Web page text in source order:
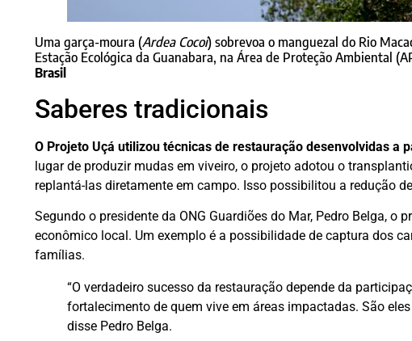
Uma garça-moura (Ardea Cocoi) sobrevoa o manguezal do Rio
Estação Ecológica da Guanabara, na Área de Proteção Ambiental
Brasil
Saberes tradicionais
O Projeto Uçá utilizou técnicas de restauração desenvolvidas a
lugar de produzir mudas em viveiro, o projeto adotou o
replantá-las diretamente em campo. Isso possibilitou a redução
Segundo o presidente da ONG Guardiões do Mar, Pedro Belga, o
econômico local. Um exemplo é a possibilidade de captura dos
famílias.
“O verdadeiro sucesso da restauração depende da
fortalecimento de quem vive em áreas impactadas. São
disse Pedro Belga.